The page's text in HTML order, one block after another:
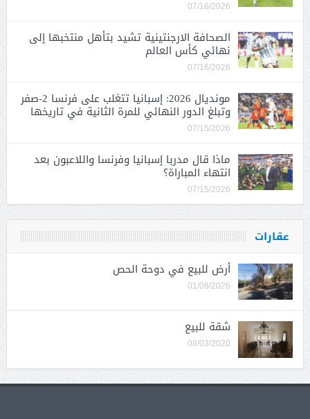
07/16/2026
الصحافة الارجنتينية تشيد بتأهل منتخبها إلى
نهائي كأس العالم
07/16/2026
مونديال 2026: إسبانيا تتغلب على فرنسا 2-صفر
وتبلغ الدور النهائي للمرة الثانية في تاريخها
07/15/2026
ماذا قال مدربا إسبانيا وفرنسا واللاعبون بعد
انتهاء المباراة؟
07/15/2026
عقارات
أرض للبيع في دوحة الحص
01/06/2026
شقة للبيع
08/03/2020